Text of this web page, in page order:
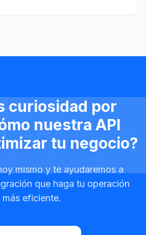
curiosidad por
nuestra API
tu negocio?
mismo y te ayudaremos a
que haga tu operación
más eficiente.